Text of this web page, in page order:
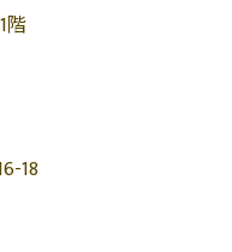
階
18